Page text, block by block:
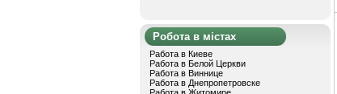
Робота в містах
Работа в Киеве
Работа в Белой Церкви
Работа в Виннице
Работа в Днепропетровске